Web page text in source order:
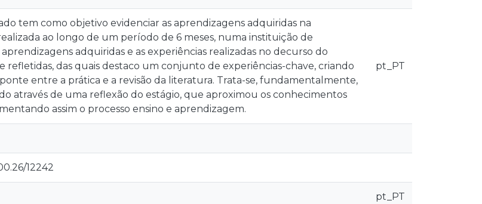
tem como objetivo evidenciar as aprendizagens adquiridas na
ao longo de um período de 6 meses, numa instituição de
adquiridas e as experiências realizadas no decurso do
refletidas, das quais destaco um conjunto de experiências-chave, criando
entre a prática e a revisão da literatura. Trata-se, fundamentalmente,
através de uma reflexão do estágio, que aproximou os conhecimentos
assim o processo ensino e aprendizagem.
pt_PT
12242
pt_PT